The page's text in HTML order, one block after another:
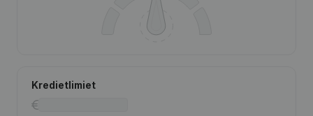
Kredietlimiet